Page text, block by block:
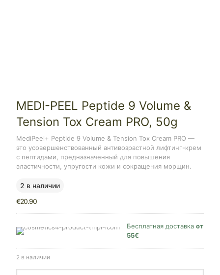
MEDI-PEEL Peptide 9 Volume &
Tension Tox Cream PRO, 50g
MediPeel+ Peptide 9 Volume & Tension Tox Cream PRO —
это усовершенствованный антивозрастной лифтинг-крем
с пептидами, предназначенный для повышения
эластичности, упругости кожи и сокращения морщин.
2 в наличии
€20.90
Бесплатная доставка от
55€
2 в наличии